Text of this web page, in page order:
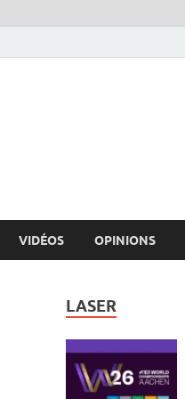
VIDÉOS OPINIONS
LASER